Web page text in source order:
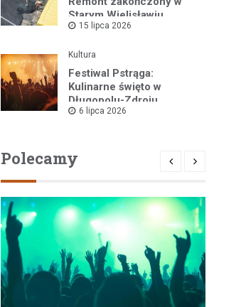
Starym Wielisławiu
15 lipca 2026
Kultura
Festiwal Pstrąga:
Kulinarne święto w
Długopolu-Zdroju
przyciągnęło tłumy
6 lipca 2026
Polecamy